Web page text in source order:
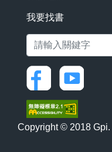
我要找書
Copyright © 2018 Gpi.